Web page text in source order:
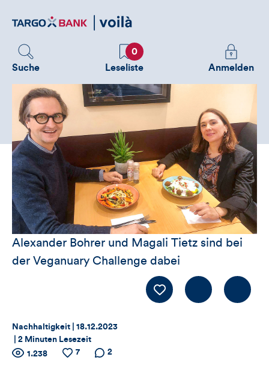
zum
Suche
Favoriten
0
Leseliste
Melden
Sie
um
zusätzliche
zu
sehen
Anmelden
Alexander Bohrer und Magali Tietz sind bei
der Veganuary Challenge dabei
LIKE Kommentieren
Thema:
Nachhaltigkeit | Datum:
18.12.2023
2 Minuten Lesezeit
Zähler
Anzahl
1.238
Anzahl
7
Anzahl der
2